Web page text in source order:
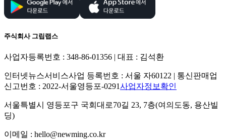
주식회사 그립랩스
사업자등록번호 : 348-86-01356 | 대표 : 김석환
인터넷뉴스서비스사업 등록번호 : 서울 자60122 | 통신판매업
신고번호 : 2022-서울영등포-0291사업자정보확인
서울특별시 영등포구 국회대로70길 23, 7층(여의도동, 용산빌
딩)
이메일 : hello@newming.co.kr